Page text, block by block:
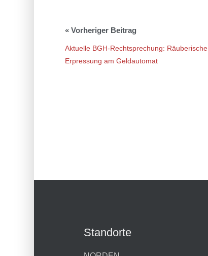
Aktuelle BGH-Rechtsprechung: Räuberische
Erpressung am Geldautomat
Standorte